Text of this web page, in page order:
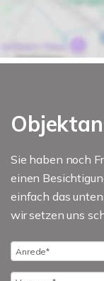
Sie haben noch
einen
einfach das
wir setzen uns